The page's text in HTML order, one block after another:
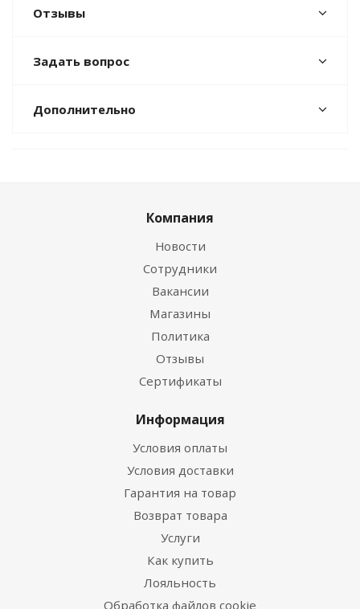
Отзывы
Задать вопрос
Дополнительно
Компания
Новости
Сотрудники
Вакансии
Магазины
Политика
Отзывы
Сертификаты
Информация
Условия оплаты
Условия доставки
Гарантия на товар
Возврат товара
Услуги
Как купить
Лояльность
Обработка файлов cookie